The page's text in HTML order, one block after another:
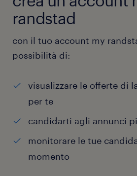
randstad
con il tuo account my
possibilità di:
visualizzare le offerte di
per te
candidarti agli annunci
monitorare le tue
momento